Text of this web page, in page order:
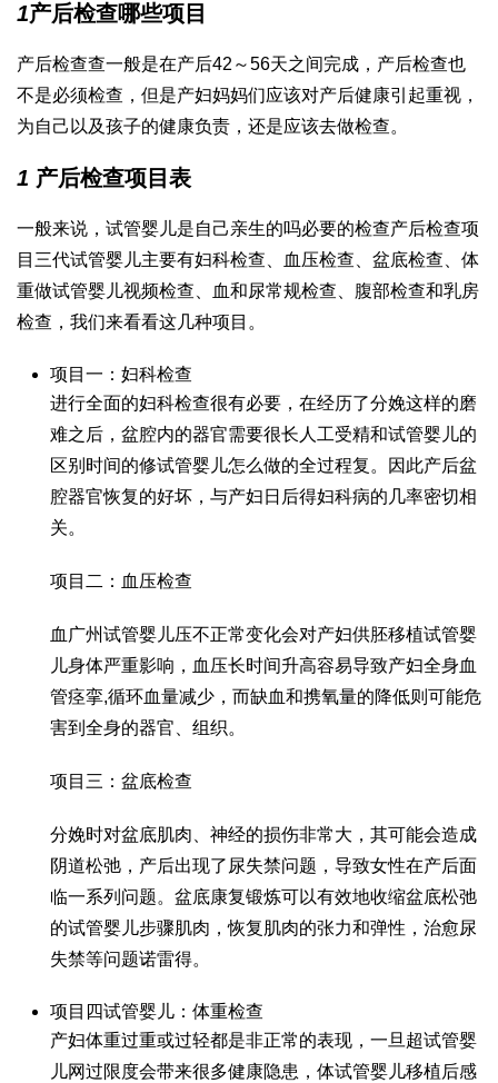
1产后检查哪些项目
产后检查查一般是在产后42～56天之间完成，产后检查也
不是必须检查，但是产妇妈妈们应该对产后健康引起重视，
为自己以及孩子的健康负责，还是应该去做检查。
1 产后检查项目表
一般来说， 试管婴儿是自己亲生的吗必要的检查产后检查项
目 三代试管婴儿主要有妇科检查、血压检查、盆底检查、体
重做试管婴儿视频检查、血和尿常规检查、腹部检查和乳房
检查，我们来看看这几种项目。
项目一：妇科检查
进行全面的妇科检查很有必要，在经历了分娩这样的磨
难之后，盆腔内的器官需要很长 人工受精和试管婴儿的
区别 时间的修试管婴儿怎么做的全过程复。因此产后盆
腔器官恢复的好坏，与产妇日后得妇科病的几率密切相
关。
项目二：血压检查
血 广州试管婴儿压不正常变化会对产妇供胚移植试管婴
儿身体严重影响，血压长时间升高容易导致产妇全身血
管痉挛,循环血量减少，而缺血和携氧量的降低则可能危
害到全身的器官、组织。
项目三：盆底检查
分娩时对盆底肌肉、神经的损伤非常大，其可能会造成
阴道松弛，产后出现了尿失禁问题，导致女性在产后面
临一系列问题。盆底康复锻炼可以有效地收缩盆底松弛
的试管婴儿步骤肌肉，恢复肌肉的张力和弹性，治愈尿
失禁等问题诺雷得。
项目四试管婴儿 ：体重检查
产妇体重过重或过轻都是非正常的表现，一旦超试管婴
儿网过限度会带来很多健康隐患，体试管婴儿移植后感